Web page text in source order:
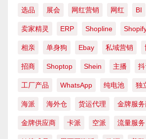
选品 展会 网红营销 网红 BI
卖家精灵 ERP Shopline
相亲 单身狗 Ebay 私域营销
招商 Shoptop Shein 主播
工厂产品 WhatsApp 纯电池 独
海派 海外仓 货运代理 金牌服
金牌供应商 卡派 空派 流量服务